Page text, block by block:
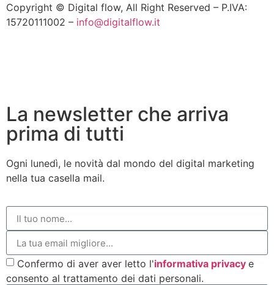
Copyright © Digital flow, All Right Reserved – P.IVA:
15720111002 – info@digitalflow.it
La newsletter che arriva
prima di tutti
Ogni lunedì, le novità dal mondo del digital marketing
nella tua casella mail.
Confermo di aver aver letto l'informativa privacy e
consento al trattamento dei dati personali.